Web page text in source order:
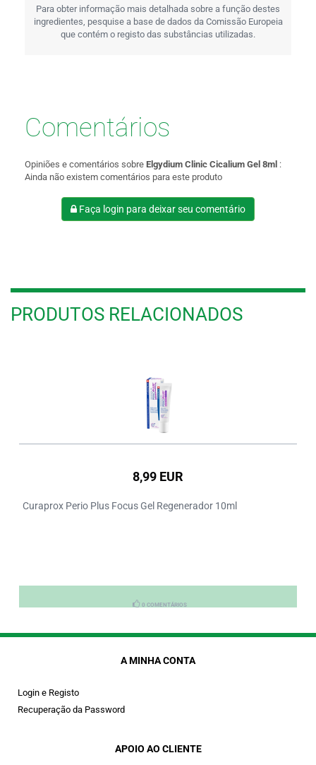
Para obter informação mais detalhada sobre a função destes
ingredientes, pesquise a base de dados da Comissão Europeia
que contém o registo das substâncias utilizadas.
Comentários
Opiniões e comentários sobre Elgydium Clinic Cicalium Gel 8ml :
Ainda não existem comentários para este produto
Faça login para deixar seu comentário
PRODUTOS RELACIONADOS
8,99 EUR
Curaprox Perio Plus Focus Gel Regenerador 10ml
0 COMENTÁRIOS
A MINHA CONTA
Login e Registo
Recuperação da Password
APOIO AO CLIENTE